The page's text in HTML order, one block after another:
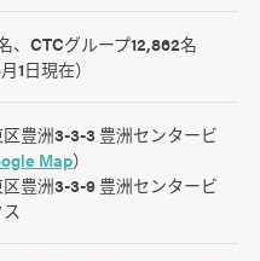
、CTCグループ12,862名
1日現在）
豊洲3-3-3 豊洲センタービ
Map）
豊洲3-3-9 豊洲センタービ